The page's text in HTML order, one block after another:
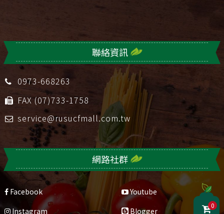
聯絡資訊
0973-668263
FAX (07)733-1758
service@rusucfmall.com.tw
網路社群
Facebook
Instagram
Youtube
Blogger
0